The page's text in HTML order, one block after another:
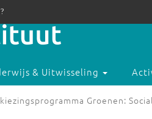
& Uitwisseling
Groenen: